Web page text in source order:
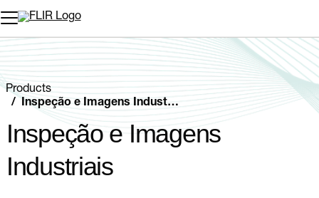
Products
Inspeção e Imagens Industriais
Inspeção e Imagens
Industriais